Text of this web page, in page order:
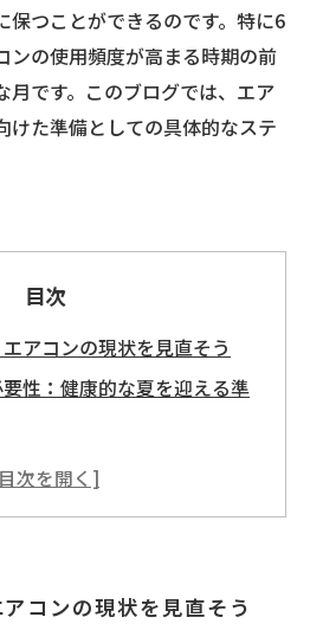
保つことができるのです。特に6
ンの使用頻度が高まる時期の前
月です。このブログでは、エア
けた準備としての具体的なステ
目次
アコンの現状を見直そう
性：健康的な夏を迎える準
メンテナンスの重要なステッ
ためのエアコン工事ガイド
コンの現状を見直そう